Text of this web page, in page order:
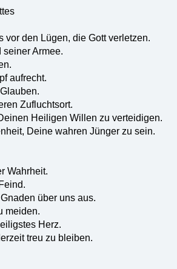
vor den Lügen, die Gott verletzen.
seiner Armee.
aufrecht.
Zufluchtsort.
Heiligen Willen zu verteidigen.
Deine wahren Jünger zu sein.
Wahrheit.
über uns aus.
meiden.
Herz.
treu zu bleiben.